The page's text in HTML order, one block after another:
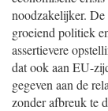
noodzakelijker.
groeiend politiek
assertievere
dat ook aan EU-
gegeven aan de
zonder afbreuk te